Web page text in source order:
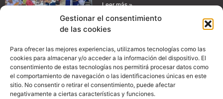
Gestionar el consentimiento
de las cookies
Para ofrecer las mejores experiencias, utilizamos tecnologías como las
cookies para almacenar y/o acceder a la información del dispositivo. El
consentimiento de estas tecnologías nos permitirá procesar datos como
el comportamiento de navegación o las identificaciones únicas en este
sitio. No consentir o retirar el consentimiento, puede afectar
negativamente a ciertas características y funciones.
Leer más »
Cómo automatizar mensajes de
tu negocio
Leer más »
Guía práctica: Cómo configurar
promociones en Instagram para